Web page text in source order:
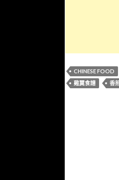
CHINESE FOOD
雞翼食譜
香